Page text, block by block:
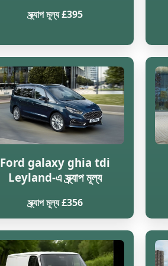
স্ক্র্যাপ মূল্য £395
Ford galaxy ghia tdi
Leyland-এ স্ক্র্যাপ মূল্য
স্ক্র্যাপ মূল্য £356